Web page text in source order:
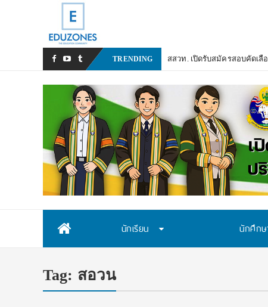
TRENDING
สสวท. เปิดรับสมัครสอบคัดเลื
นักเรียน นักศึกษ
Tag: สอวน